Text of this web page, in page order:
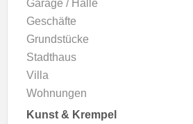
Garage / Halle
Geschäfte
Grundstücke
Stadthaus
Villa
Wohnungen
Kunst & Krempel